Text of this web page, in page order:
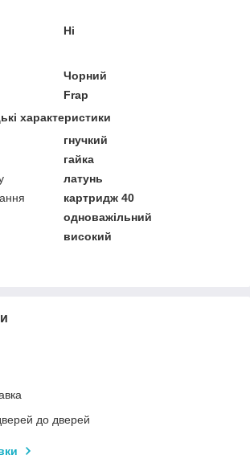
Ні
Чорний
Frap
характеристики
гнучкий
гайка
латунь
картридж 40
одноважільний
високий
до дверей